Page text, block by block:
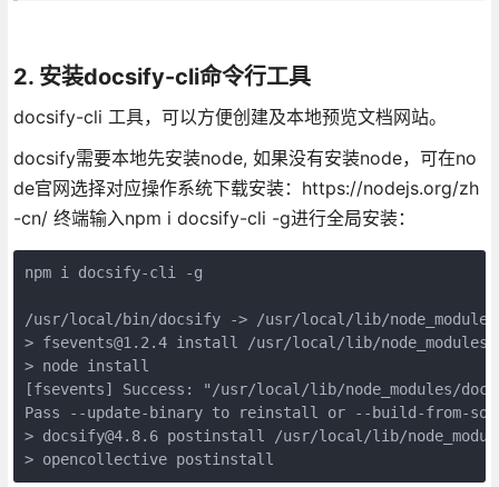
2. 安装docsify-cli命令行工具
docsify-cli 工具，可以方便创建及本地预览文档网站。
docsify需要本地先安装node, 如果没有安装node，可在no
de官网选择对应操作系统下载安装：https://nodejs.org/zh
-cn/ 终端输入npm i docsify-cli -g进行全局安装：
npm i docsify-cli -g
/usr/local/bin/docsify -> /usr/local/lib/
> fsevents@1.2.4 install /usr/local/lib/node_modules/
> node install
[fsevents] Success: "/usr/local/lib/node_modules/
Pass --update-binary to reinstall or --build-from-
> docsify@4.8.6 postinstall /usr/local/lib/
> opencollective postinstall